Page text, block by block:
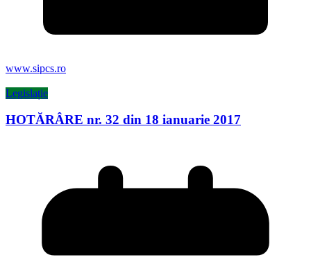
www.sipcs.ro
Legislație
HOTĂRÂRE nr. 32 din 18 ianuarie 2017